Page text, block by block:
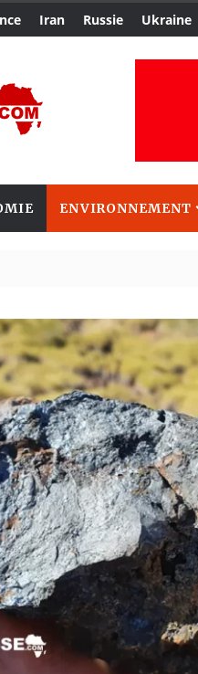
Iran Russie Ukraine
ENVIRONNEMENT